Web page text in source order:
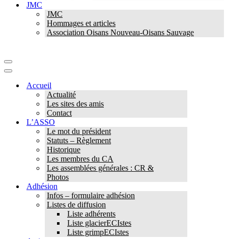
JMC
JMC
Hommages et articles
Association Oisans Nouveau-Oisans Sauvage
Menu
de
Menu
navigationAccueil
Actualité
Les sites des amis
Contact
L’ASSO
Le mot du président
Statuts – Règlement
Historique
Les membres du CA
Les assemblées générales : CR &
Photos
Adhésion
Infos – formulaire adhésion
Listes de diffusion
Liste adhérents
Liste glacierECIstes
Liste grimpECIstes